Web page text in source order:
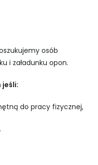
osób
i załadunku opon.
jeśli:
do pracy fizycznej,